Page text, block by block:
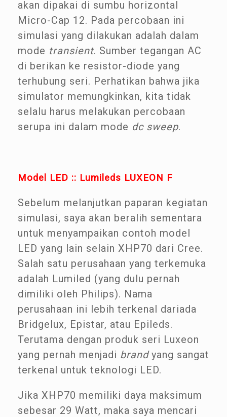
akan dipakai di sumbu horizontal
Micro-Cap 12. Pada percobaan ini
simulasi yang dilakukan adalah dalam
mode transient. Sumber tegangan AC
di berikan ke resistor-diode yang
terhubung seri. Perhatikan bahwa jika
simulator memungkinkan, kita tidak
selalu harus melakukan percobaan
serupa ini dalam mode dc sweep.
Model LED :: Lumileds LUXEON F
Sebelum melanjutkan paparan kegiatan
simulasi, saya akan beralih sementara
untuk menyampaikan contoh model
LED yang lain selain XHP70 dari Cree.
Salah satu perusahaan yang terkemuka
adalah Lumiled (yang dulu pernah
dimiliki oleh Philips). Nama
perusahaan ini lebih terkenal dariada
Bridgelux, Epistar, atau Epileds.
Terutama dengan produk seri Luxeon
yang pernah menjadi brandyang sangat
terkenal untuk teknologi LED.
Jika XHP70 memiliki daya maksimum
sebesar 29 Watt, maka saya mencari